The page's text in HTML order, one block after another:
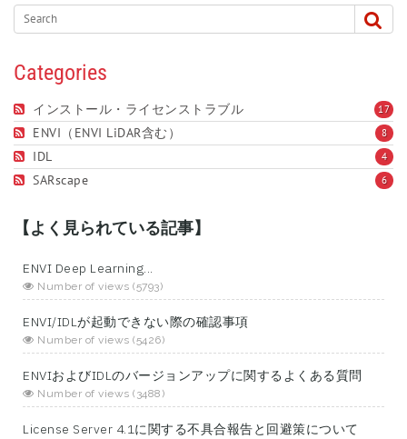
Categories
17
インストール・ライセンストラブル
8
ENVI（ENVI LiDAR含む）
4
IDL
6
SARscape
【よく見られている記事】
ENVI Deep Learning...
Number of views (5793)
ENVI/IDLが起動できない際の確認事項
Number of views (5426)
ENVIおよびIDLのバージョンアップに関するよくある質問
Number of views (3488)
License Server 4.1に関する不具合報告と回避策について